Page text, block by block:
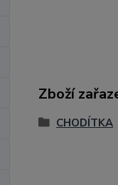
Zboží
CHODÍTKA